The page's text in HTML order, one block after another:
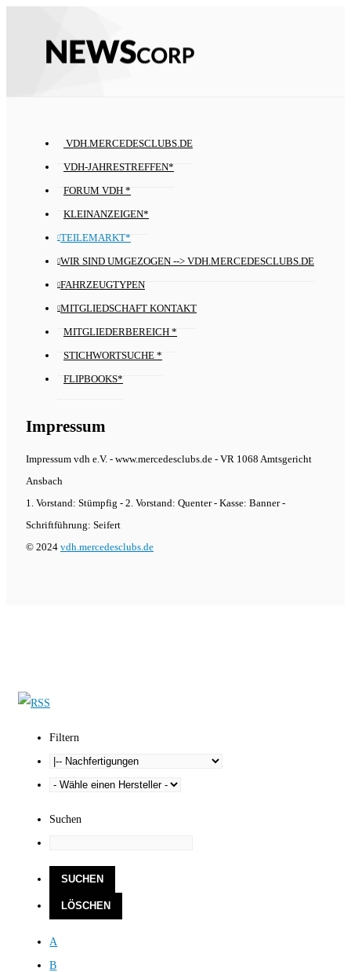
VDH.MERCEDESCLUBS.DE
VDH-JAHRESTREFFEN*
FORUM VDH *
KLEINANZEIGEN*
TEILEMARKT*
WIR SIND UMGEZOGEN --> VDH.MERCEDESCLUBS.DE
FAHRZEUGTYPEN
MITGLIEDSCHAFT KONTAKT
MITGLIEDERBEREICH *
STICHWORTSUCHE *
FLIPBOOKS*
Impressum
Impressum vdh e.V. - www.mercedesclubs.de - VR 1068 Amtsgericht
Ansbach
1. Vorstand: Stümpfig - 2. Vorstand: Quenter - Kasse: Banner -
Schriftführung: Seifert
© 2024 vdh.mercedesclubs.de
Filtern
Suchen
A
B